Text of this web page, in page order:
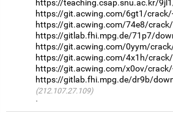
https://teaching.csap.snu.ac.kr/
https://git.acwing.com/6gt1/
https://git.acwing.com/74e8/
https://gitlab.fhi.mpg.de/71p7/
https://git.acwing.com/0yym/
https://git.acwing.com/4x1h/
https://git.acwing.com/x0ov/
https://gitlab.fhi.mpg.de/dr9b/
(212.107.27.109)
·